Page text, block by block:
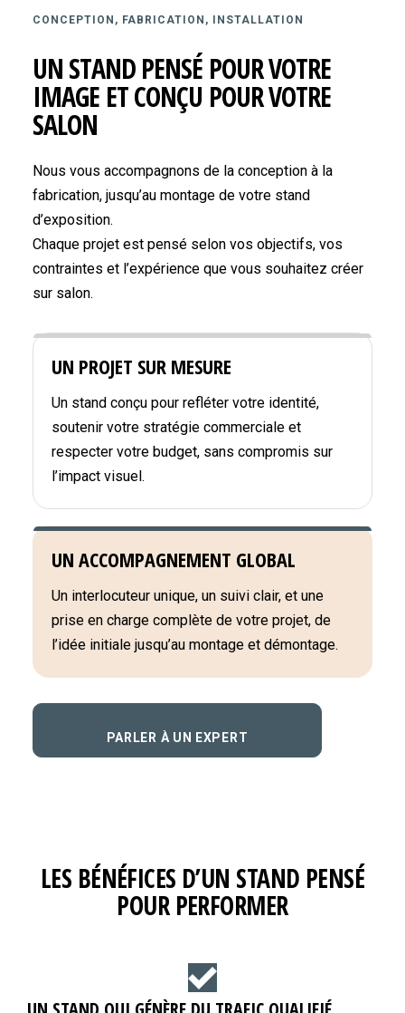
CONCEPTION, FABRICATION, INSTALLATION
UN STAND PENSÉ POUR VOTRE
IMAGE ET CONÇU POUR VOTRE
SALON
Nous vous accompagnons de la conception à la
fabrication, jusqu’au montage de votre stand
d’exposition.
Chaque projet est pensé selon vos objectifs, vos
contraintes et l’expérience que vous souhaitez créer
sur salon.
UN PROJET SUR MESURE
Un stand conçu pour refléter votre identité,
soutenir votre stratégie commerciale et
respecter votre budget, sans compromis sur
l’impact visuel.
UN ACCOMPAGNEMENT GLOBAL
Un interlocuteur unique, un suivi clair, et une
prise en charge complète de votre projet, de
l’idée initiale jusqu’au montage et démontage.
PARLER À UN EXPERT
LES BÉNÉFICES D’UN STAND PENSÉ
POUR PERFORMER